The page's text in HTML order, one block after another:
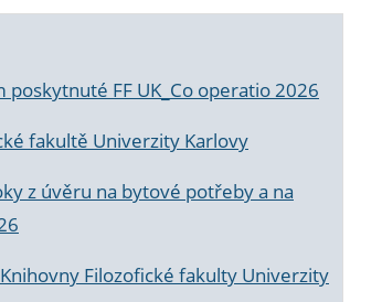
FF UK_Co operatio 2026
fakultě Univerzity Karlovy
z úvěru na bytové potřeby a na
Filozofické fakulty Univerzity